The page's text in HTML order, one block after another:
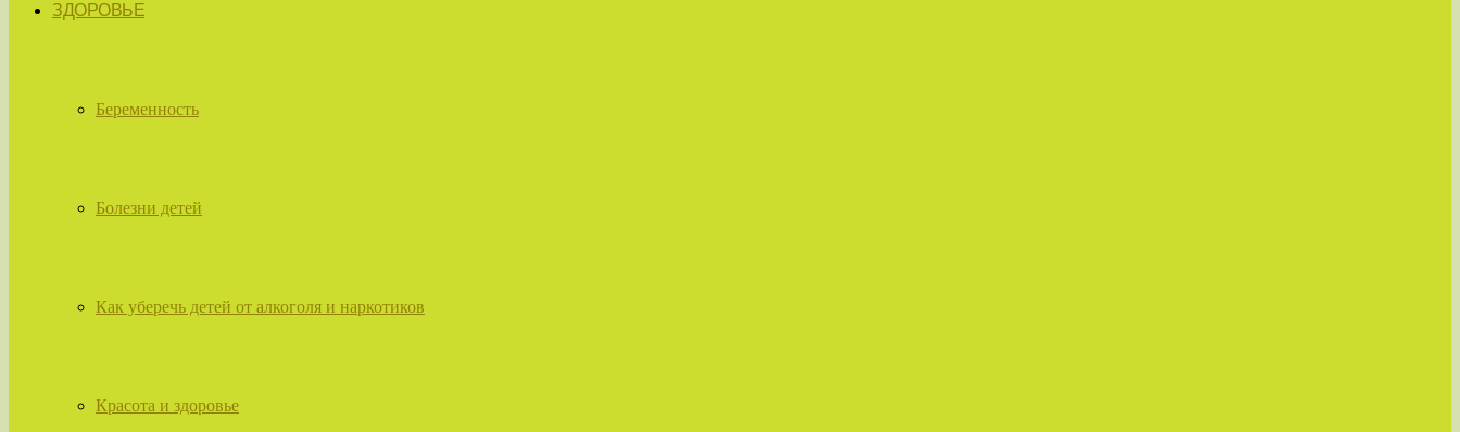
ЗДОРОВЬЕ
Беременность
Болезни детей
Как уберечь детей от алкоголя и наркотиков
Красота и здоровье